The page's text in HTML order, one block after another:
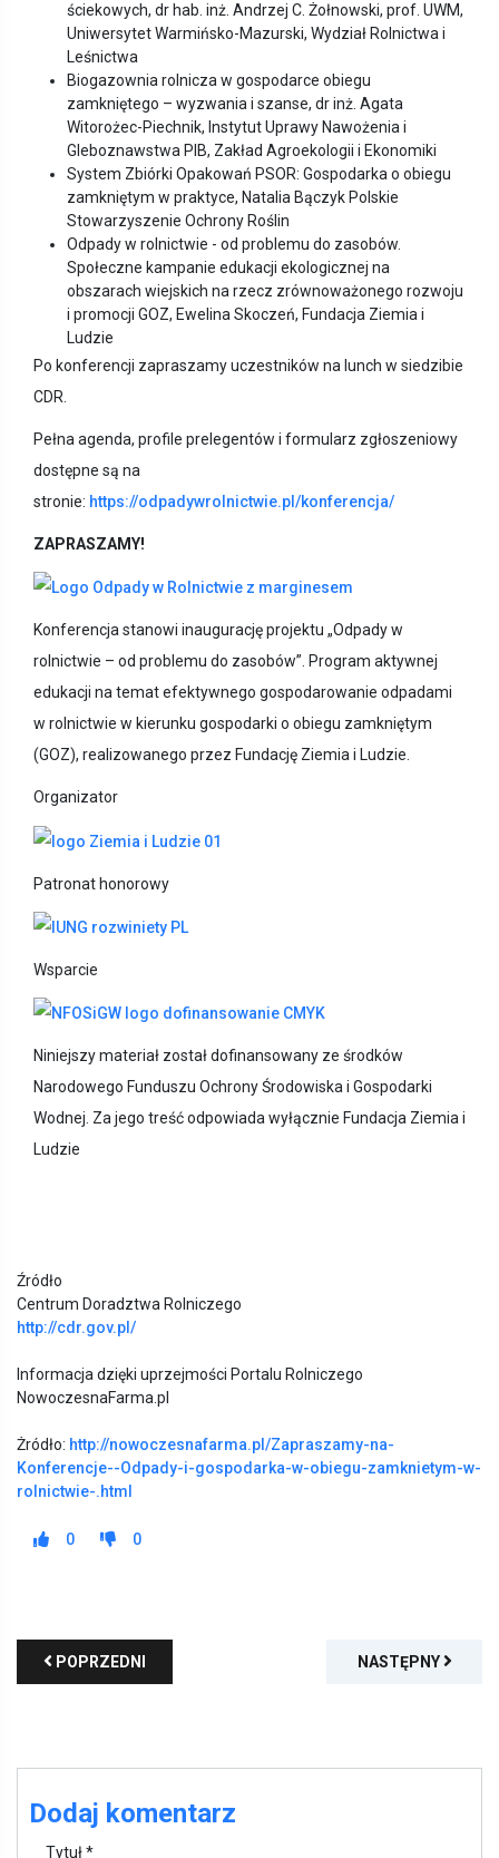
ściekowych, dr hab. inż. Andrzej C. Żołnowski, prof. UWM,
Uniwersytet Warmińsko-Mazurski, Wydział Rolnictwa i
Leśnictwa
Biogazownia rolnicza w gospodarce obiegu
zamkniętego – wyzwania i szanse, dr inż. Agata
Witorożec-Piechnik, Instytut Uprawy Nawożenia i
Gleboznawstwa PIB, Zakład Agroekologii i Ekonomiki
System Zbiórki Opakowań PSOR: Gospodarka o obiegu
zamkniętym w praktyce, Natalia Bączyk Polskie
Stowarzyszenie Ochrony Roślin
Odpady w rolnictwie - od problemu do zasobów.
Społeczne kampanie edukacji ekologicznej na
obszarach wiejskich na rzecz zrównoważonego rozwoju
i promocji GOZ, Ewelina Skoczeń, Fundacja Ziemia i
Ludzie
Po konferencji zapraszamy uczestników na lunch w siedzibie
CDR.
Pełna agenda, profile prelegentów i formularz zgłoszeniowy
dostępne są na
stronie: https://odpadywrolnictwie.pl/konferencja/
ZAPRASZAMY!
Konferencja stanowi inaugurację projektu „Odpady w
rolnictwie – od problemu do zasobów”. Program aktywnej
edukacji na temat efektywnego gospodarowanie odpadami
w rolnictwie w kierunku gospodarki o obiegu zamkniętym
(GOZ), realizowanego przez Fundację Ziemia i Ludzie.
Organizator
Patronat honorowy
Wsparcie
Niniejszy materiał został dofinansowany ze środków
Narodowego Funduszu Ochrony Środowiska i Gospodarki
Wodnej. Za jego treść odpowiada wyłącznie Fundacja Ziemia i
Ludzie
Źródło
Centrum Doradztwa Rolniczego
http://cdr.gov.pl/
Informacja dzięki uprzejmości Portalu Rolniczego
NowoczesnaFarma.pl
Żródło: http://nowoczesnafarma.pl/Zapraszamy-na-
Konferencje--Odpady-i-gospodarka-w-obiegu-zamknietym-w-
rolnictwie-.html
0 0
POPRZEDNI NASTĘPNY
Dodaj komentarz
Tytuł *